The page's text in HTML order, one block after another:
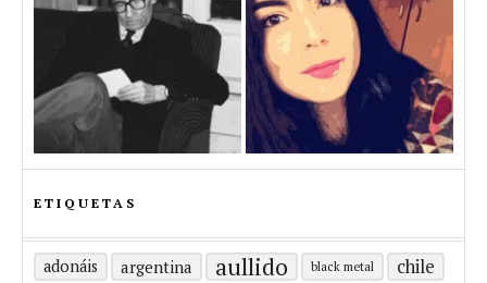
ETIQUETAS
adonáis argentina aullido black metal chile